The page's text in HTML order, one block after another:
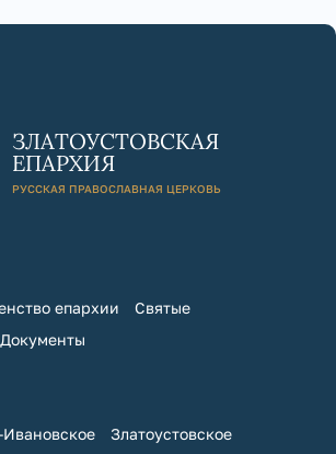
ЗЛАТОУСТОВСКАЯ
ЕПАРХИЯ
РУССКАЯ ПРАВОСЛАВНАЯ ЦЕРКОВЬ
епархии
Святые
Документы
Ивановское
Златоустовское